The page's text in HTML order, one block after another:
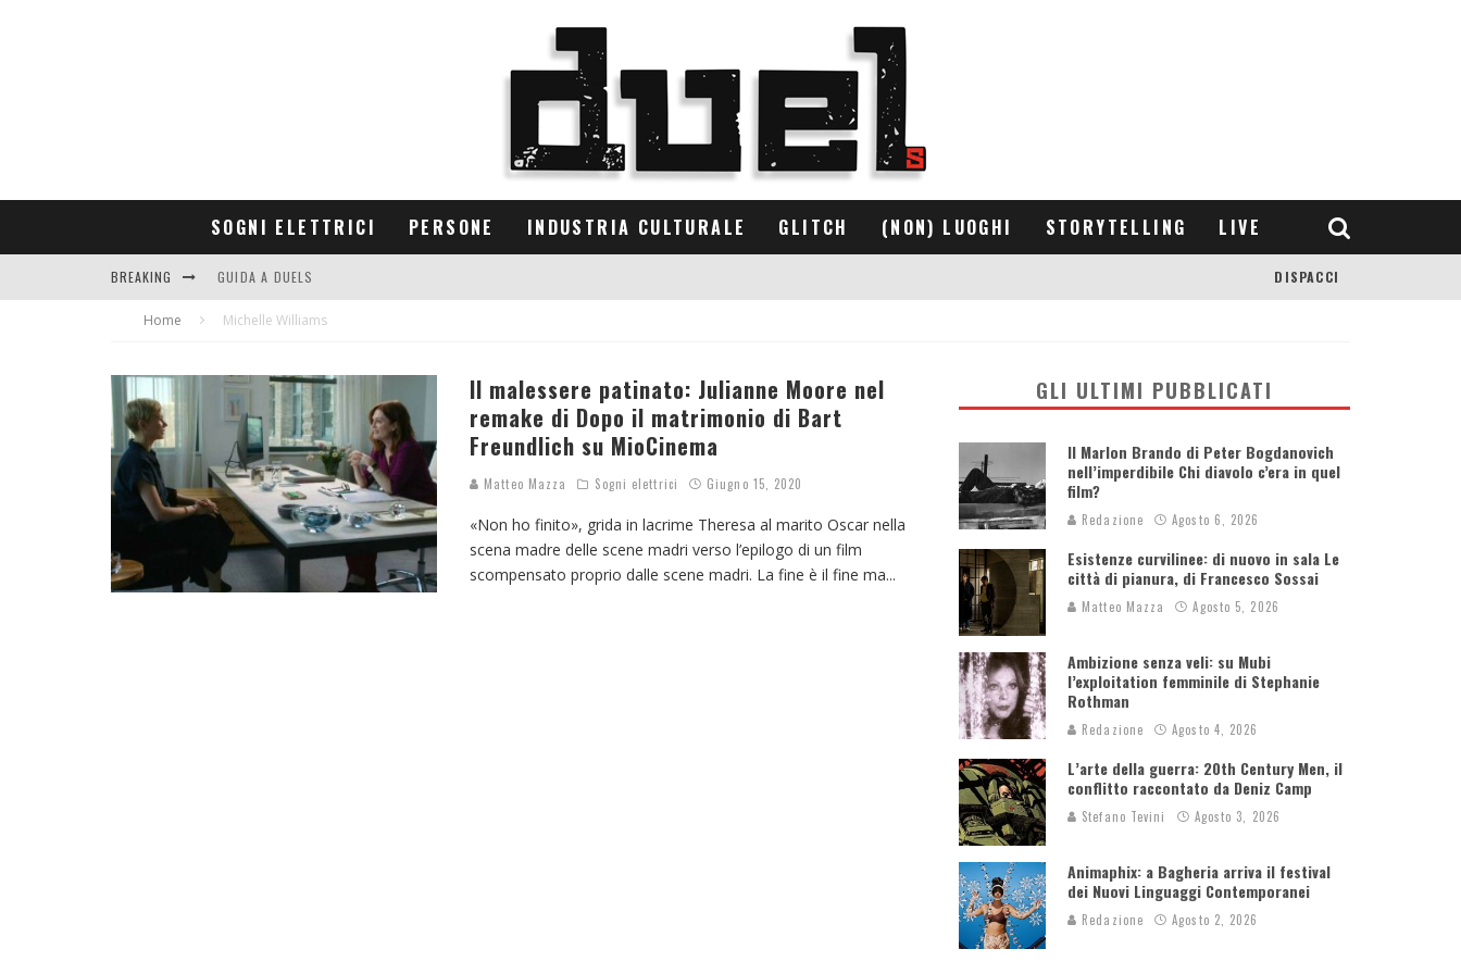
SOGNI ELETTRICI PERSONE INDUSTRIA CULTURALE GLITCH (NON) LUOGHI STORYTELLING LIVE
BREAKING GUIDA A DUELS
CONTRIBUTORS
DISPACCI
Home Michelle Williams
Il malessere patinato: Julianne Moore nel
remake di Dopo il matrimonio di Bart
Freundlich su MioCinema
Matteo Mazza Sogni elettrici Giugno 15, 2020
«Non ho finito», grida in lacrime Theresa al marito Oscar nella
scena madre delle scene madri verso l’epilogo di un film
scompensato proprio dalle scene madri. La fine è il fine ma...
GLI ULTIMI PUBBLICATI
Il Marlon Brando di Peter Bogdanovich
nell’imperdibile Chi diavolo c’era in quel
film?
Redazione Agosto 6, 2026
Esistenze curvilinee: di nuovo in sala Le
città di pianura, di Francesco Sossai
Matteo Mazza Agosto 5, 2026
Ambizione senza veli: su Mubi
l’exploitation femminile di Stephanie
Rothman
Redazione Agosto 4, 2026
L’arte della guerra: 20th Century Men, il
conflitto raccontato da Deniz Camp
Stefano Tevini Agosto 3, 2026
Animaphix: a Bagheria arriva il festival
dei Nuovi Linguaggi Contemporanei
Redazione Agosto 2, 2026